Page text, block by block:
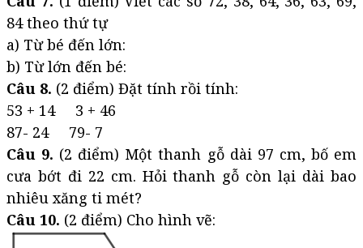
84 theo thứ tự
a) Từ bé đến lớn:
b) Từ lớn đến bé:
Câu 8. (2 điểm) Đặt tính rồi tính:
53 + 14 3 + 46
87- 24 79- 7
Câu 9. (2 điểm) Một thanh gỗ dài 97 cm, bố em
cưa bớt đi 22 cm. Hỏi thanh gỗ còn lại dài bao
nhiêu xăng ti mét?
Câu 10. (2 điểm) Cho hình vẽ: